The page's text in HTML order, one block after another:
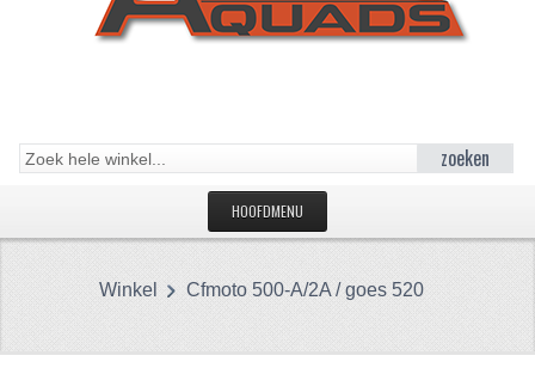
zoeken
HOOFDMENU
CFMOTO 500-5
Winkel Cfmoto 500-A/2A / goes 520